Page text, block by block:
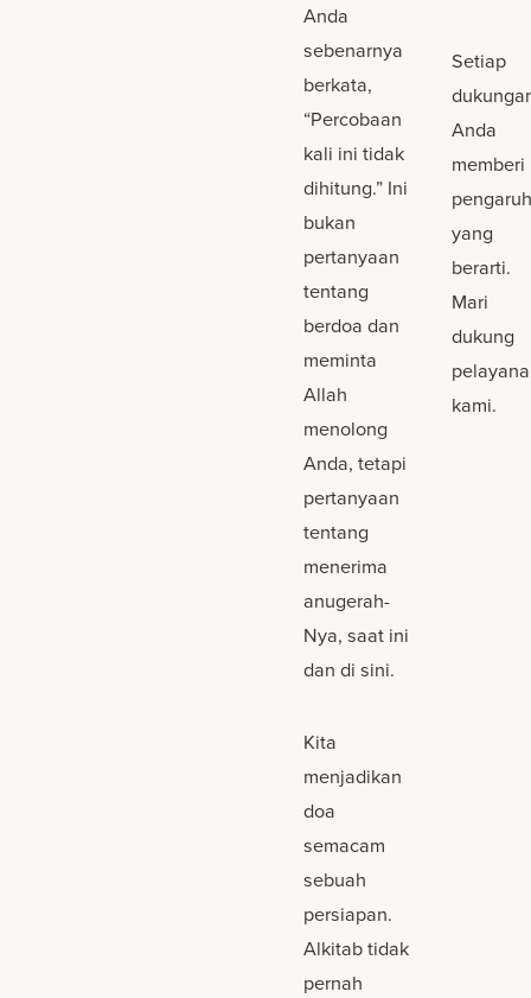
Anda
sebenarnya
berkata,
“Percobaan
kali ini tidak
dihitung.” Ini
bukan
pertanyaan
tentang
berdoa dan
meminta
Allah
menolong
Anda, tetapi
pertanyaan
tentang
menerima
anugerah-
Nya, saat ini
dan di sini.
Kita
menjadikan
doa
semacam
sebuah
persiapan.
Alkitab tidak
pernah
Setiap
Anda
memberi
pengaruh
yang
berarti.
Mari
dukung
kami.